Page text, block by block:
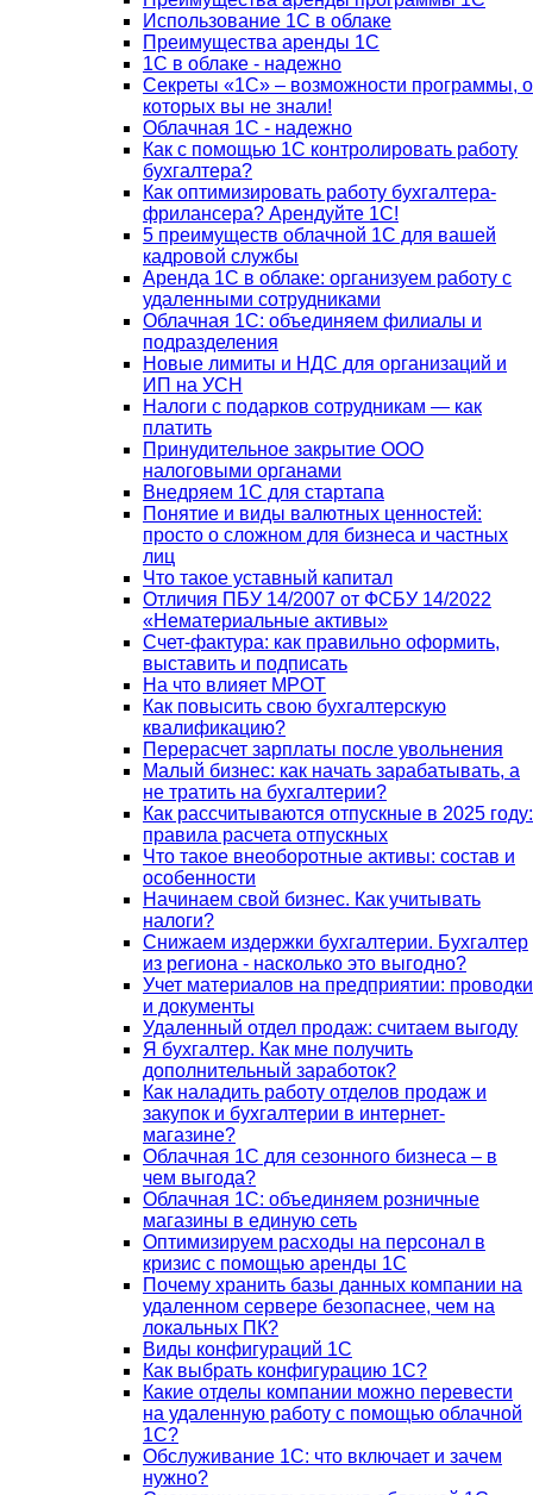
Использование 1С в облаке
Преимущества аренды 1С
1С в облаке - надежно
Секреты «1С» – возможности программы, о
которых вы не знали!
Облачная 1С - надежно
Как с помощью 1С контролировать работу
бухгалтера?
Как оптимизировать работу бухгалтера-
фрилансера? Арендуйте 1С!
5 преимуществ облачной 1С для вашей
кадровой службы
Аренда 1С в облаке: организуем работу с
удаленными сотрудниками
Облачная 1С: объединяем филиалы и
подразделения
Новые лимиты и НДС для организаций и
ИП на УСН
Налоги с подарков сотрудникам — как
платить
Принудительное закрытие ООО
налоговыми органами
Внедряем 1С для стартапа
Понятие и виды валютных ценностей:
просто о сложном для бизнеса и частных
лиц
Что такое уставный капитал
Отличия ПБУ 14/2007 от ФСБУ 14/2022
«Нематериальные активы»
Счет-фактура: как правильно оформить,
выставить и подписать
На что влияет МРОТ
Как повысить свою бухгалтерскую
квалификацию?
Перерасчет зарплаты после увольнения
Малый бизнес: как начать зарабатывать, а
не тратить на бухгалтерии?
Как рассчитываются отпускные в 2025 году:
правила расчета отпускных
Что такое внеоборотные активы: состав и
особенности
Начинаем свой бизнес. Как учитывать
налоги?
Снижаем издержки бухгалтерии. Бухгалтер
из региона - насколько это выгодно?
Учет материалов на предприятии: проводки
и документы
Удаленный отдел продаж: считаем выгоду
Я бухгалтер. Как мне получить
дополнительный заработок?
Как наладить работу отделов продаж и
закупок и бухгалтерии в интернет-
магазине?
Облачная 1С для сезонного бизнеса – в
чем выгода?
Облачная 1С: объединяем розничные
магазины в единую сеть
Оптимизируем расходы на персонал в
кризис с помощью аренды 1С
Почему хранить базы данных компании на
удаленном сервере безопаснее, чем на
локальных ПК?
Виды конфигураций 1С
Как выбрать конфигурацию 1С?
Какие отделы компании можно перевести
на удаленную работу с помощью облачной
1С?
Обслуживание 1С: что включает и зачем
нужно?